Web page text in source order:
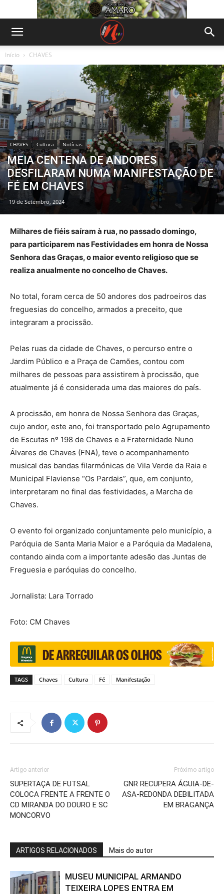
Início CHAVES
CHAVES Cultura Notícias
MEIA CENTENA DE ANDORES
DESFILARAM NUMA MANIFESTAÇÃO DE
FÉ EM CHAVES
19 de Setembro, 2024
Milhares de fiéis saíram à rua, no passado domingo,
para participarem nas Festividades em honra de Nossa
Senhora das Graças, o maior evento religioso que se
realiza anualmente no concelho de Chaves.
No total, foram cerca de 50 andores dos padroeiros das
freguesias do concelho, armados a preceito, que
integraram a procissão.
Pelas ruas da cidade de Chaves, o percurso entre o
Jardim Público e a Praça de Camões, contou com
milhares de pessoas para assistirem à procissão, que
atualmente já é considerada uma das maiores do país.
A procissão, em honra de Nossa Senhora das Graças,
cujo andor, este ano, foi transportado pelo Agrupamento
de Escutas nº 198 de Chaves e a Fraternidade Nuno
Álvares de Chaves (FNA), teve o acompanhamento
musical das bandas filarmónicas de Vila Verde da Raia e
Municipal Flaviense “Os Pardais”, que, em conjunto,
interpretaram no final das festividades, a Marcha de
Chaves.
O evento foi organizado conjuntamente pelo município, a
Paróquia de Santa Maria Maior e a Paróquia da Madalena,
contando ainda com a importante adesão das Juntas de
Freguesia e paróquias do concelho.
Jornalista: Lara Torrado
Foto: CM Chaves
TAGS Chaves Cultura Fé Manifestação
Artigo anterior
SUPERTAÇA DE FUTSAL
COLOCA FRENTE A FRENTE O
CD MIRANDA DO DOURO E SC
MONCORVO
Próximo artigo
GNR RECUPERA ÁGUIA-DE-
ASA-REDONDA DEBILITADA
EM BRAGANÇA
ARTIGOS RELACIONADOS Mais do autor
MUSEU MUNICIPAL ARMANDO
TEIXEIRA LOPES ENTRA EM